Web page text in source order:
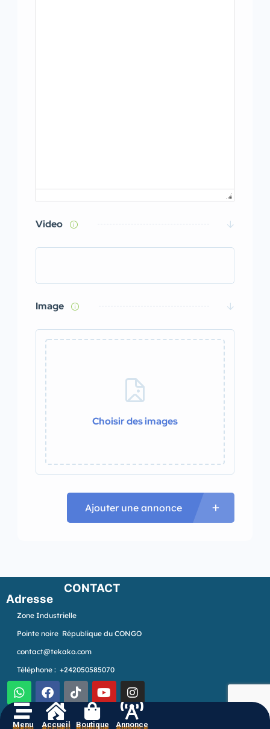
Video
Image
Choisir des images
Ajouter une annonce
Menu Accueil Boutique Annonce
CONTACT
Adresse
Zone Industrielle
Pointe noire République du CONGO
contact@tekako.com
Téléphone : +242050585070